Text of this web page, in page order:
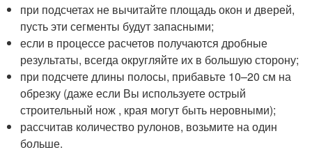
при подсчетах не вычитайте площадь окон и дверей,
пусть эти сегменты будут запасными;
если в процессе расчетов получаются дробные
результаты, всегда округляйте их в большую сторону;
при подсчете длины полосы, прибавьте 10–20 см на
обрезку (даже если Вы используете острый
строительный нож , края могут быть неровными);
рассчитав количество рулонов, возьмите на один
больше.